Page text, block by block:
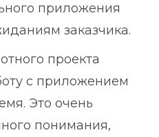
приложения
заказчика.
проекта
с приложением
Это очень
понимания,